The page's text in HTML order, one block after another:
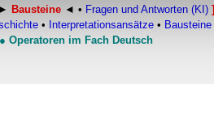
► Bausteine ◄ • Fragen und Antworten (KI) ]
• Interpretationsansätze • Bausteine
● Operatoren im Fach Deutsch